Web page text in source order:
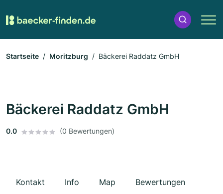
Startseite Moritzburg Bäckerei Raddatz GmbH
Bäckerei Raddatz GmbH
0.0 (0 Bewertungen)
Kontakt Info Map Bewertungen